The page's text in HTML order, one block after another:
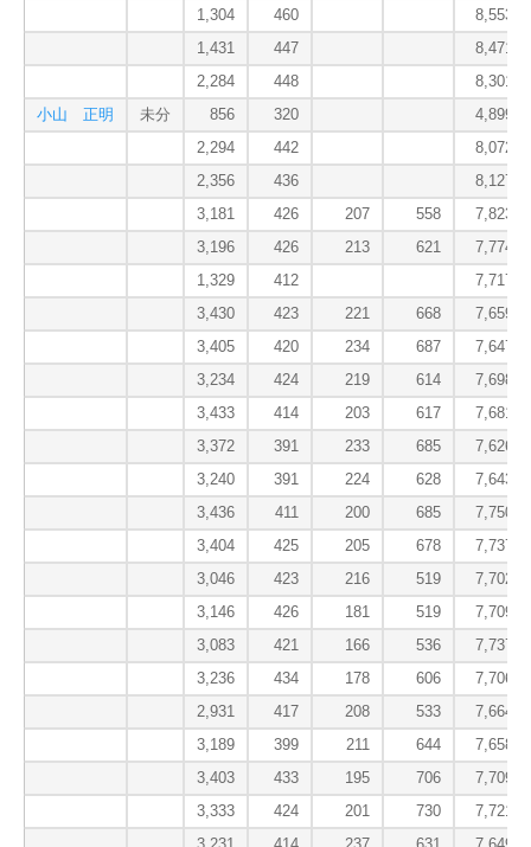
1,304
460
8,553.7
1,431
447
8,471.0
2,284
448
8,301.0
小山 正明
未分 856 320
4,899.0
2,294
442
8,072.7
2,356
436
8,127.3
3,181
426 207 558
7,823.0
3,196
426 213 621
7,774.7
1,329
412
7,717.7
3,430
423 221 668
7,659.3
3,405
420 234 687
7,647.3
3,234
424 219 614
7,698.3
3,433
414 203 617
7,681.3
3,372
391 233 685
7,626.3
3,240
391 224 628
7,643.3
3,436
411 200 685
7,750.0
3,404
425 205 678
7,737.7
3,046
423 216 519
7,702.3
3,146
426 181 519
7,709.3
3,083
421 166 536
7,737.0
3,236
434 178 606
7,706.3
2,931
417 208 533
7,664.3
3,189
399 211 644
7,658.3
3,403
433 195 706
7,709.7
3,333
424 201 730
7,721.7